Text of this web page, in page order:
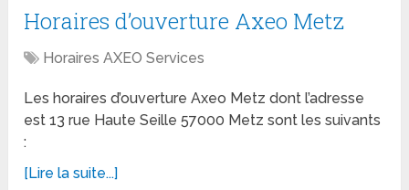
Horaires d’ouverture Axeo Metz
Horaires AXEO Services
Les horaires d’ouverture Axeo Metz dont l’adresse
est 13 rue Haute Seille 57000 Metz sont les suivants
:
[Lire la suite...]